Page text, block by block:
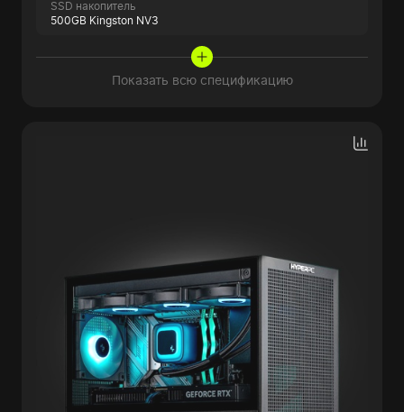
SSD накопитель
500GB Kingston NV3
Показать всю спецификацию